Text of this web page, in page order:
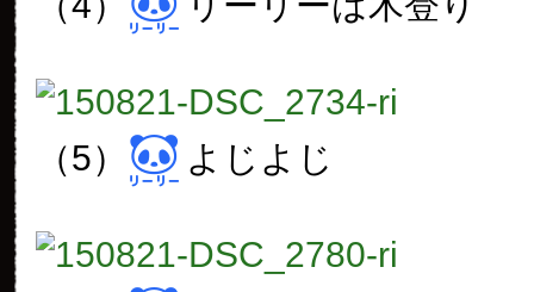
（5） よじよじ